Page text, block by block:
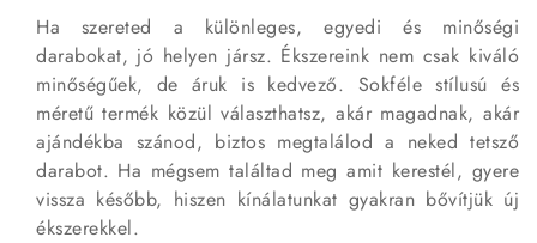
Ha szereted a különleges, egyedi és minőségi
darabokat, jó helyen jársz. Ékszereink nem csak kiváló
minőségűek, de áruk is kedvező. Sokféle stílusú és
méretű termék közül választhatsz, akár magadnak, akár
ajándékba szánod, biztos megtalálod a neked tetsző
darabot. Ha mégsem találtad meg amit kerestél, gyere
vissza később, hiszen kínálatunkat gyakran bővítjük új
ékszerekkel.